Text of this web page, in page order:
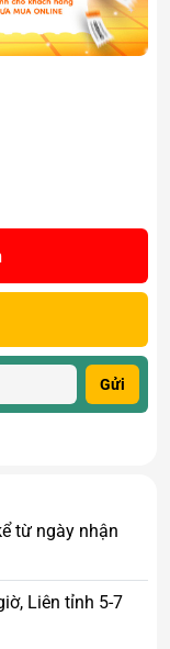
Gửi
từ ngày nhận
Liên tỉnh 5-7